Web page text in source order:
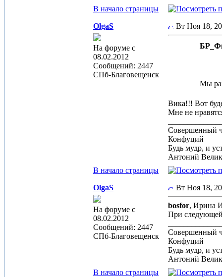
В начало страницы
OlgaS
На форуме с
08.02.2012
Сообщений: 2447
СПб-Благовещенск
Вт Ноя 18,
Мы
Вика!!! Вот
Мне не
Совершенный
Конфуций
Будь мудр, и
Антоний
В начало страницы
OlgaS
На форуме с
08.02.2012
Сообщений: 2447
СПб-Благовещенск
Вт Ноя 18,
bosfor, Ирина
При следующей
Совершенный
Конфуций
Будь мудр, и
Антоний
В начало страницы